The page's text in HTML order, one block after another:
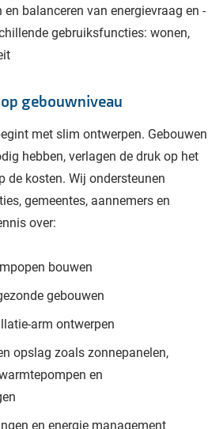
en balanceren van energievraag en -
gebruiksfuncties: wonen,
gebouwniveau
met slim ontwerpen. Gebouwen
hebben, verlagen de druk op het
de kosten. Wij ondersteunen
gemeentes, aannemers en
over:
bouwen
gebouwen
arm ontwerpen
opslag zoals zonnepanelen,
en
en energie management